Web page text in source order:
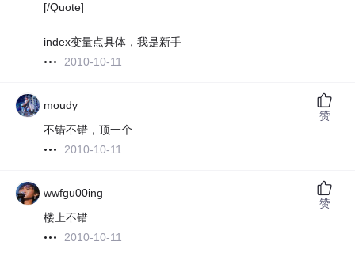
[/Quote]
index变量点具体，我是新手
2010-10-11
moudy
不错不错，顶一个
2010-10-11
赞
wwfgu00ing
楼上不错
2010-10-11
赞